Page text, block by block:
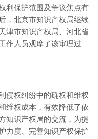
利保护范围及争议焦点有
，北京市知识产权局继续
津市知识产权局、河北省
作人员观摩了该审理过
权纠纷中的确权和维权
维权成本，有效降低了依
知识产权局的交流，为提
力度、完善知识产权保护